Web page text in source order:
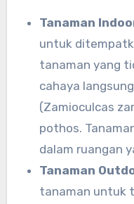
Tanaman
untuk
tanaman yang
cahaya
(Zamioculcas
pothos.
dalam ruangan
Tanaman
tanaman untuk